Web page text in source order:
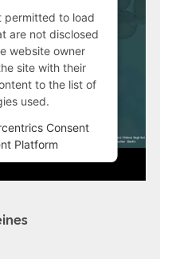
permitted to load
are not disclosed
website owner
site with their
to the list of
used.
Consent
Platform